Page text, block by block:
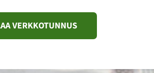
VERKKOTUNNUS